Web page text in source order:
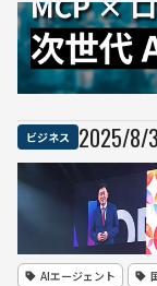
ビジネス 2025/8/3
AIエージェント